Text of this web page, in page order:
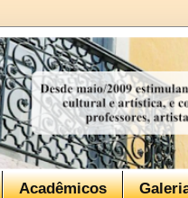
Acadêmicos